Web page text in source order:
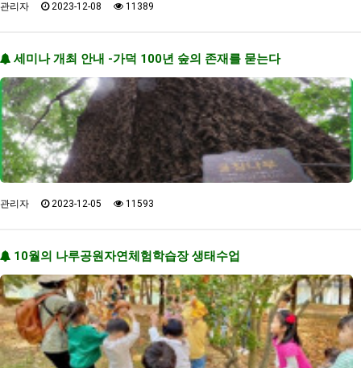
관리자 2023-12-08 11389
세미나 개최 안내 -가덕 100년 숲의 존재를 묻는다
관리자 2023-12-05 11593
10월의 나루공원자연체험학습장 생태수업